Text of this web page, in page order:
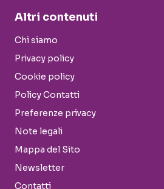
Altri contenuti
Chi siamo
Privacy policy
Cookie policy
Policy Contatti
Preferenze privacy
Note legali
Mappa del Sito
Newsletter
Contatti